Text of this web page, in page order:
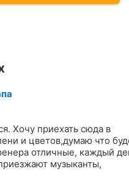
Хочу приехать сюда в
и цветов,думаю что
отличные, каждый
музыканты,